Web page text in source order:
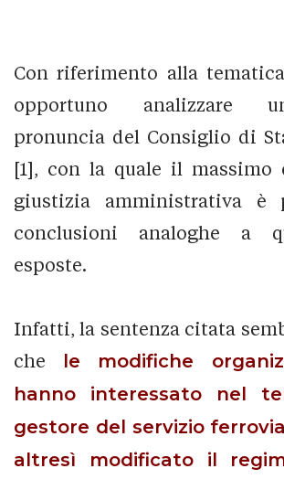
Con riferimento alla
opportuno analizzare
pronuncia del Consiglio di
[1], con la quale il massimo
giustizia amministrativa è
conclusioni analoghe a
esposte.
Infatti, la sentenza citata
che
le modifiche
hanno interessato nel
gestore del servizio
altresì modificato il